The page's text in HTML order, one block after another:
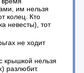
им нельзя
колец. Кто
невесты), тот
не ходит
крышкой нельзя
разлюбит.